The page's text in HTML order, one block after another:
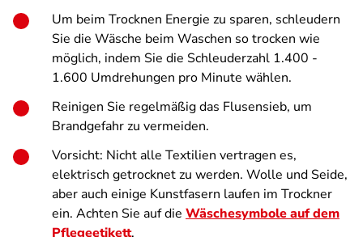
Um beim Trocknen Energie zu sparen, schleudern
Sie die Wäsche beim Waschen so trocken wie
möglich, indem Sie die Schleuderzahl 1.400 -
1.600 Umdrehungen pro Minute wählen.
Reinigen Sie regelmäßig das Flusensieb, um
Brandgefahr zu vermeiden.
Vorsicht: Nicht alle Textilien vertragen es,
elektrisch getrocknet zu werden. Wolle und Seide,
aber auch einige Kunstfasern laufen im Trockner
ein. Achten Sie auf die Wäschesymbole auf dem
Pflegeetikett.